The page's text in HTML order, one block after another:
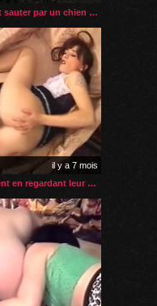
La demoiselle se fait sauter par un chien plus gros qu’elle
il y a 7 mois
Les bourgeois baisent en regardant leur soubrette zoophile